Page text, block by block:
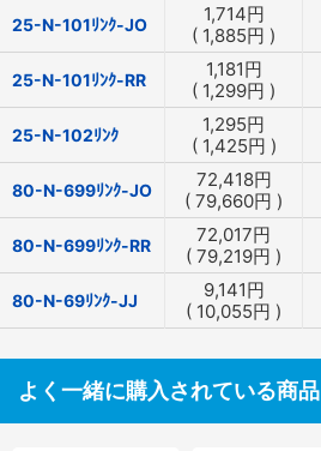
25-N-101ﾘﾝｸ-JO 1,714円
( 1,885円 )
25-N-101ﾘﾝｸ-RR 1,181円
( 1,299円 )
25-N-102ﾘﾝｸ 1,295円
( 1,425円 )
80-N-699ﾘﾝｸ-JO 72,418円
( 79,660円 )
80-N-699ﾘﾝｸ-RR 72,017円
( 79,219円 )
80-N-69ﾘﾝｸ-JJ 9,141円
( 10,055円 )
よく一緒に購入されている商品